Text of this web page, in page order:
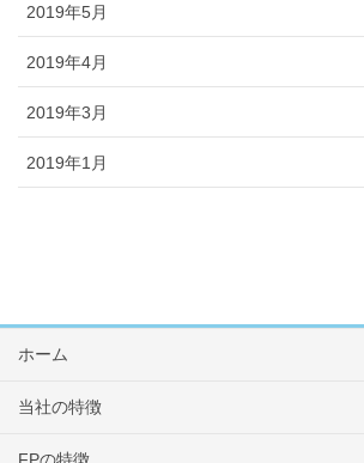
2019年5月
2019年4月
2019年3月
2019年1月
ホーム
当社の特徴